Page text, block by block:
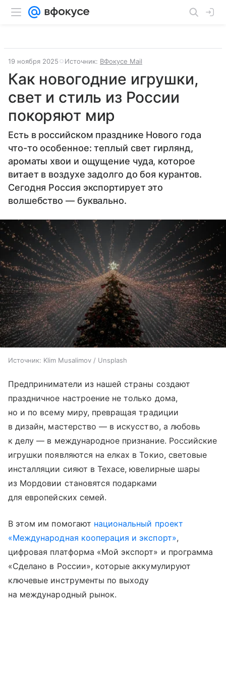
19 ноября 2025 Источник: ВФокусе Mail
Как новогодние игрушки,
свет и стиль из России
покоряют мир
Есть в российском празднике Нового года
что-то особенное: теплый свет гирлянд,
ароматы хвои и ощущение чуда, которое
витает в воздухе задолго до боя курантов.
Сегодня Россия экспортирует это
волшебство — буквально.
Источник: Klim Musalimov / Unsplash
Предприниматели из нашей страны создают
праздничное настроение не только дома,
но и по всему миру, превращая традиции
в дизайн, мастерство — в искусство, а любовь
к делу — в международное признание. Российские
игрушки появляются на елках в Токио, световые
инсталляции сияют в Техасе, ювелирные шары
из Мордовии становятся подарками
для европейских семей.
В этом им помогают национальный проект
«Международная кооперация и экспорт»,
цифровая платформа «Мой экспорт» и программа
«Сделано в России», которые аккумулируют
ключевые инструменты по выходу
на международный рынок.